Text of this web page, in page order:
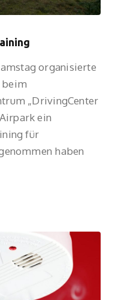
organisierte
beim
„DrivingCenter
ein
für
haben